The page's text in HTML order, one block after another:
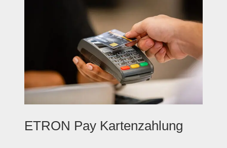
ETRON Pay Kartenzahlung